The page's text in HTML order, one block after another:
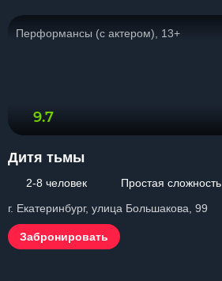
Перформансы (с актером), 13+
9.7
Дитя тьмы
2-8 человек
Простая сложность
г. Екатеринбург, улица Большакова, 99
Забронировать